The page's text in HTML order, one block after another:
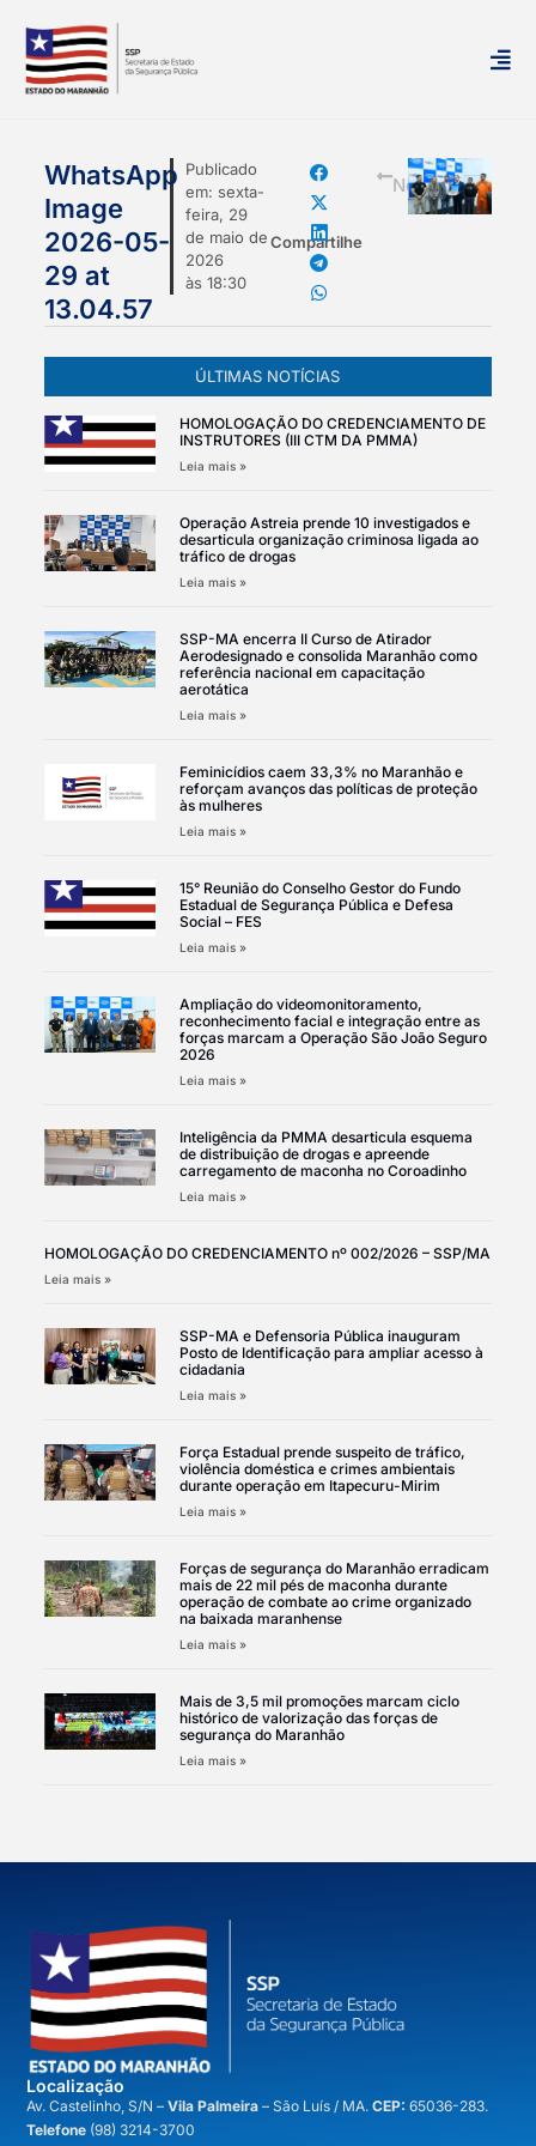
Publicado
em: sexta-
feira, 29
de maio de
2026
às 18:30
Compartilhe
WhatsApp
Image
2026-05-
29 at
13.04.57
mais
Notícias
ÚLTIMAS NOTÍCIAS
HOMOLOGAÇÃO DO CREDENCIAMENTO DE
INSTRUTORES (III CTM DA PMMA)
Leia mais »
Operação Astreia prende 10 investigados e
desarticula organização criminosa ligada ao
tráfico de drogas
Leia mais »
SSP-MA encerra II Curso de Atirador
Aerodesignado e consolida Maranhão como
referência nacional em capacitação
aerotática
Leia mais »
Feminicídios caem 33,3% no Maranhão e
reforçam avanços das políticas de proteção
às mulheres
Leia mais »
15° Reunião do Conselho Gestor do Fundo
Estadual de Segurança Pública e Defesa
Social – FES
Leia mais »
Ampliação do videomonitoramento,
reconhecimento facial e integração entre as
forças marcam a Operação São João Seguro
2026
Leia mais »
Inteligência da PMMA desarticula esquema
de distribuição de drogas e apreende
carregamento de maconha no Coroadinho
Leia mais »
HOMOLOGAÇÃO DO CREDENCIAMENTO nº 002/2026 – SSP/MA
Leia mais »
SSP-MA e Defensoria Pública inauguram
Posto de Identificação para ampliar acesso à
cidadania
Leia mais »
Força Estadual prende suspeito de tráfico,
violência doméstica e crimes ambientais
durante operação em Itapecuru-Mirim
Leia mais »
Forças de segurança do Maranhão erradicam
mais de 22 mil pés de maconha durante
operação de combate ao crime organizado
na baixada maranhense
Leia mais »
Mais de 3,5 mil promoções marcam ciclo
histórico de valorização das forças de
segurança do Maranhão
Leia mais »
Localização
Av. Castelinho, S/N –Vila Palmeira– São Luís / MA.CEP: 65036-283.
Telefone (98) 3214-3700